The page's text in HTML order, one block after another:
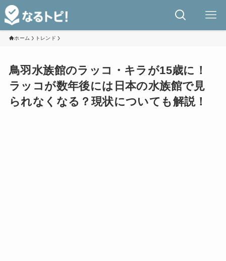
ホーム トレンド
鳥羽水族館のラッコ・キラが15歳に！
ラッコが数年後には日本の水族館で見
られなくなる？現状についても解説！